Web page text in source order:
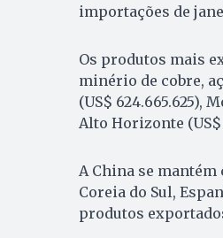
importações de
Os produtos mais
minério de cobre,
(US$ 624.665.625),
Alto Horizonte
A China se
Coreia do Sul,
produtos